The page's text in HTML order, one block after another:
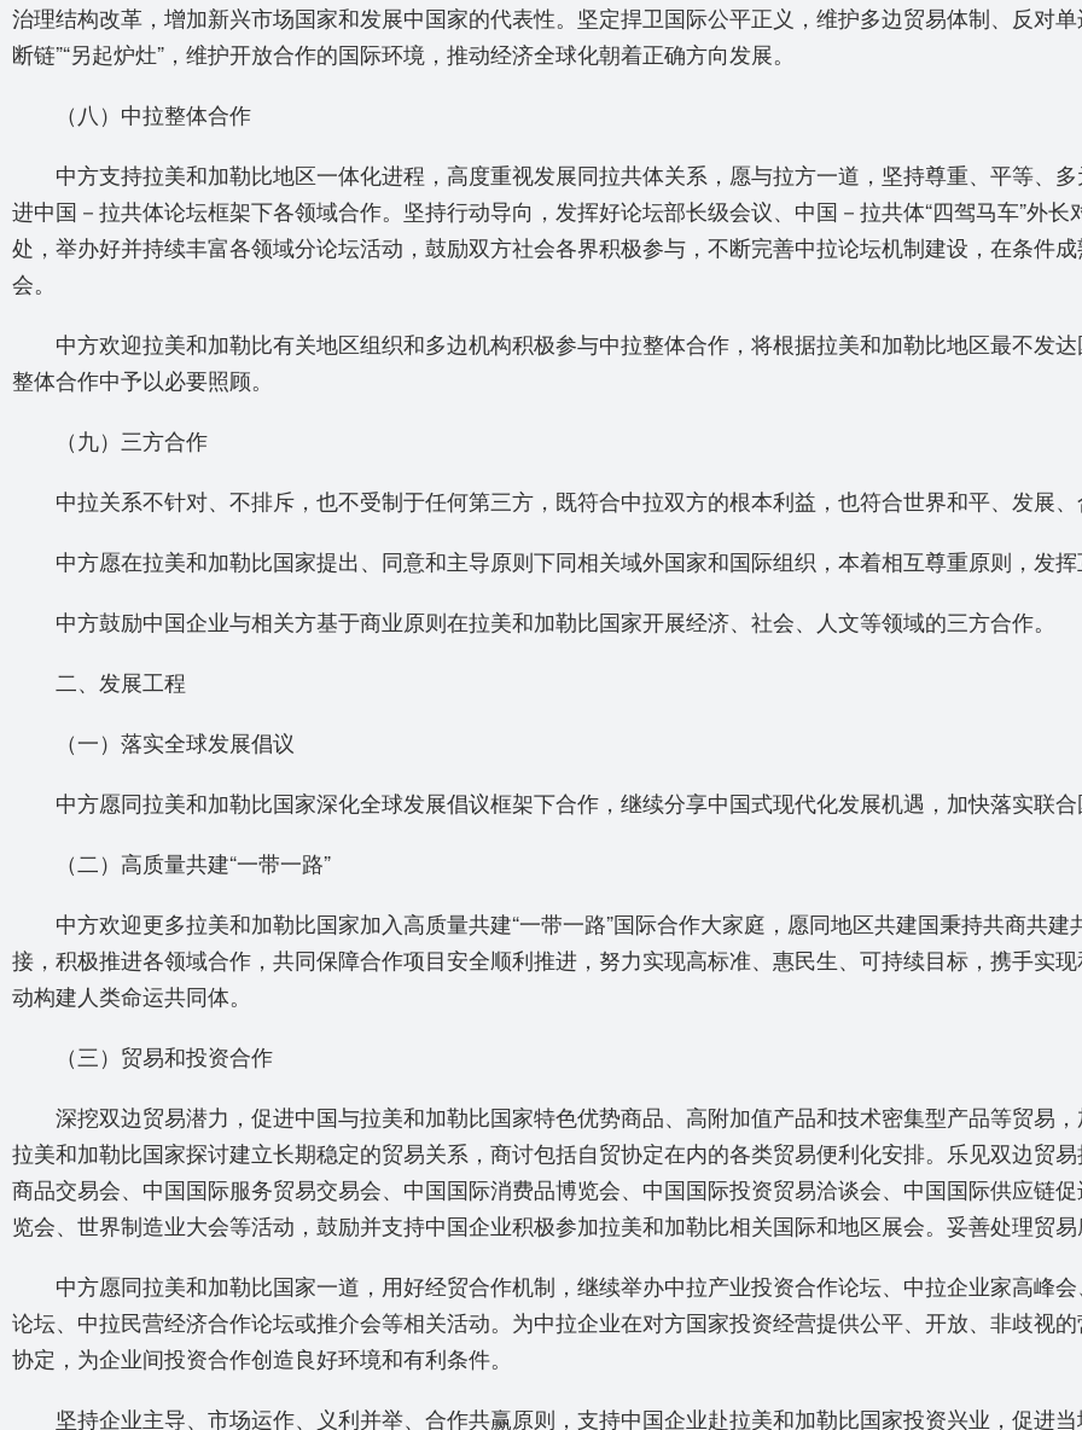
治理结构改革，增加新兴市场国家和发展中国家的代表性。坚定捍卫国际公平正义，维护多边贸易体制、反对
断链”“另起炉灶”，维护开放合作的国际环境，推动经济全球化朝着正确方向发展。
（八）中拉整体合作
中方支持拉美和加勒比地区一体化进程，高度重视发展同拉共体关系，愿与拉方一道，坚持尊重、平等、
进中国－拉共体论坛框架下各领域合作。坚持行动导向，发挥好论坛部长级会议、中国－拉共体“四驾马车”外
处，举办好并持续丰富各领域分论坛活动，鼓励双方社会各界积极参与，不断完善中拉论坛机制建设，在条件
会。
中方欢迎拉美和加勒比有关地区组织和多边机构积极参与中拉整体合作，将根据拉美和加勒比地区最不发
整体合作中予以必要照顾。
（九）三方合作
中拉关系不针对、不排斥，也不受制于任何第三方，既符合中拉双方的根本利益，也符合世界和平、发展、
中方愿在拉美和加勒比国家提出、同意和主导原则下同相关域外国家和国际组织，本着相互尊重原则，发挥
中方鼓励中国企业与相关方基于商业原则在拉美和加勒比国家开展经济、社会、人文等领域的三方合作。
二、发展工程
（一）落实全球发展倡议
中方愿同拉美和加勒比国家深化全球发展倡议框架下合作，继续分享中国式现代化发展机遇，加快落实联合
（二）高质量共建“一带一路”
中方欢迎更多拉美和加勒比国家加入高质量共建“一带一路”国际合作大家庭，愿同地区共建国秉持共商共建
接，积极推进各领域合作，共同保障合作项目安全顺利推进，努力实现高标准、惠民生、可持续目标，携手实
动构建人类命运共同体。
（三）贸易和投资合作
深挖双边贸易潜力，促进中国与拉美和加勒比国家特色优势商品、高附加值产品和技术密集型产品等贸易
拉美和加勒比国家探讨建立长期稳定的贸易关系，商讨包括自贸协定在内的各类贸易便利化安排。乐见双边贸
商品交易会、中国国际服务贸易交易会、中国国际消费品博览会、中国国际投资贸易洽谈会、中国国际供应链
览会、世界制造业大会等活动，鼓励并支持中国企业积极参加拉美和加勒比相关国际和地区展会。妥善处理贸
中方愿同拉美和加勒比国家一道，用好经贸合作机制，继续举办中拉产业投资合作论坛、中拉企业家高峰
论坛、中拉民营经济合作论坛或推介会等相关活动。为中拉企业在对方国家投资经营提供公平、开放、非歧视
协定，为企业间投资合作创造良好环境和有利条件。
坚持企业主导、市场运作、义利并举、合作共赢原则，支持中国企业赴拉美和加勒比国家投资兴业，促进